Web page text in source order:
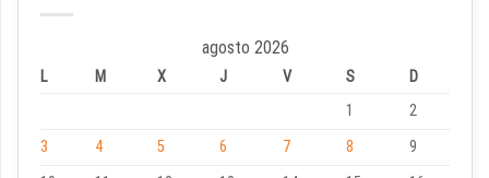
agosto 2026
L M X J V S
D
1
2
3
4 5 6 7 8
9